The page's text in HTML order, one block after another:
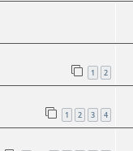
1 2
1 2 3 4